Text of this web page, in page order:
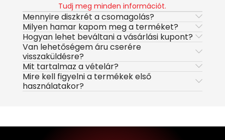
Tudj meg minden információt.
Mennyire diszkrét a csomagolás?
Milyen hamar kapom meg a terméket?
Hogyan lehet beváltani a vásárlási kupont?
Van lehetőségem áru cserére
visszaküldésre?
Mit tartalmaz a vételár?
Mire kell figyelni a termékek első
használatakor?